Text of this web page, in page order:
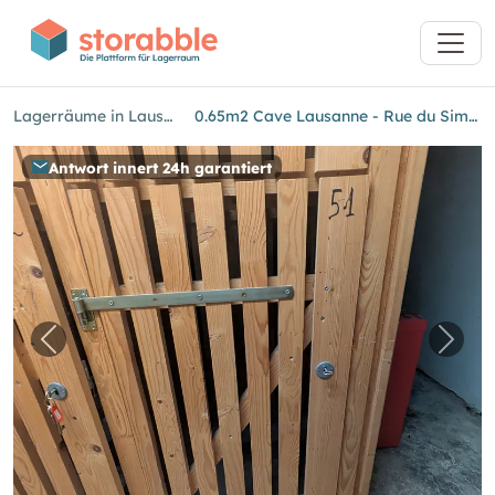
Lagerräume in Lausanne 0.65m2 Cave Lausanne - Rue du Simplon 10
Antwort innert 24h garantiert
Vorheriges Bild für "0.65m2 Cave Lausanne -